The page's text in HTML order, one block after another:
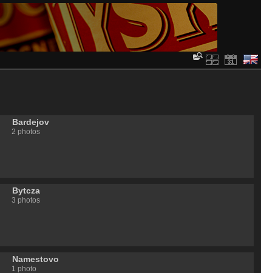
Bardejov
2 photos
Bytcza
3 photos
Namestovo
1 photo